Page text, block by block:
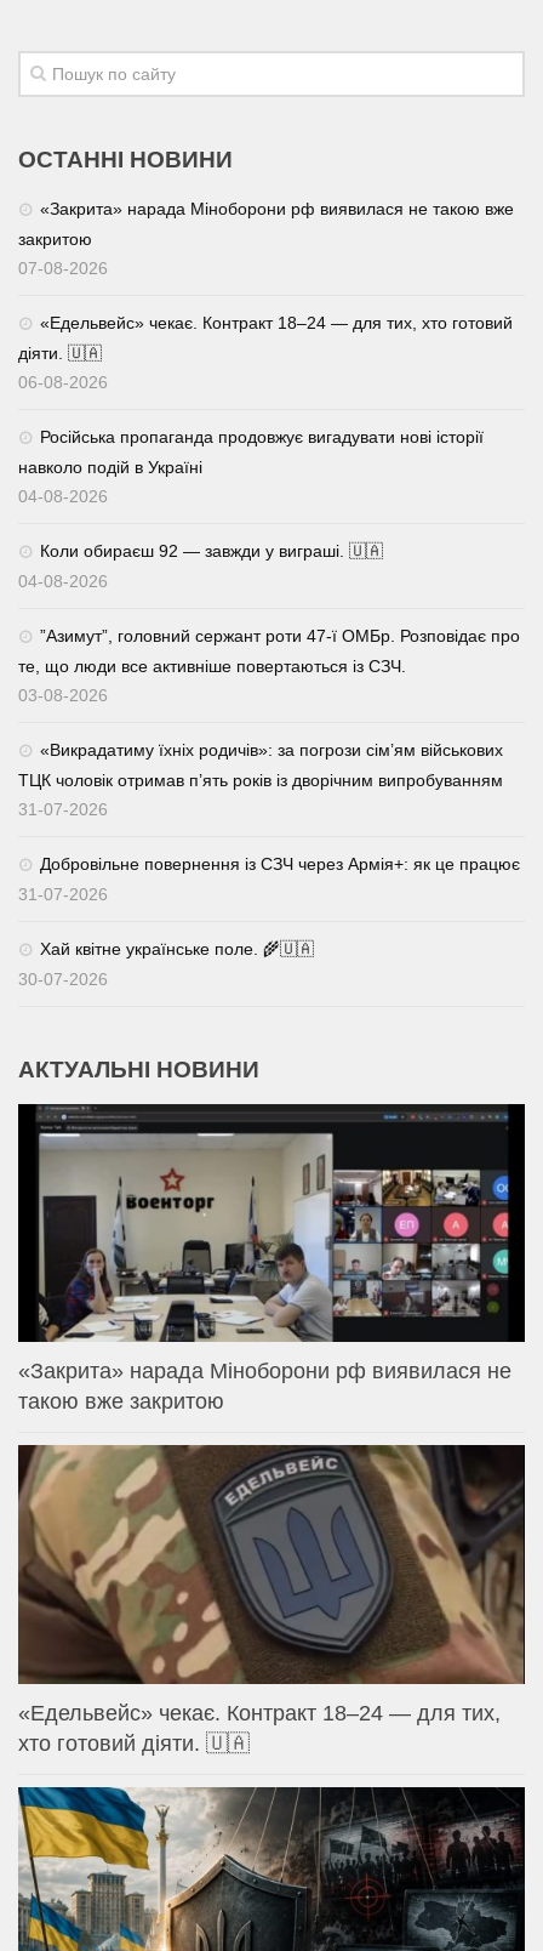
ОСТАННІ НОВИНИ
«Закрита» нарада Міноборони рф виявилася не такою вже
закритою
07-08-2026
«Едельвейс» чекає. Контракт 18–24 — для тих, хто готовий
діяти. 🇺🇦
06-08-2026
Російська пропаганда продовжує вигадувати нові історії
навколо подій в Україні
04-08-2026
Коли обираєш 92 — завжди у виграші. 🇺🇦
04-08-2026
⁨”Азимут”, головний сержант роти 47-ї ОМБр. Розповідає про
те, що люди все активніше повертаються із СЗЧ.
03-08-2026
«Викрадатиму їхніх родичів»: за погрози сім’ям військових
ТЦК чоловік отримав п’ять років із дворічним випробуванням
31-07-2026
Добровільне повернення із СЗЧ через Армія+: як це працює
31-07-2026
Хай квітне українське поле. 🌾🇺🇦
30-07-2026
АКТУАЛЬНІ НОВИНИ
«Закрита» нарада Міноборони рф виявилася не
такою вже закритою
«Едельвейс» чекає. Контракт 18–24 — для тих,
хто готовий діяти. 🇺🇦